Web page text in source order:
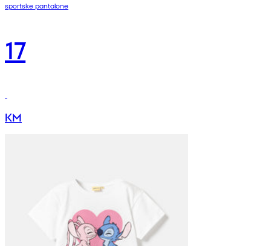
sportske pantalone
17
KM